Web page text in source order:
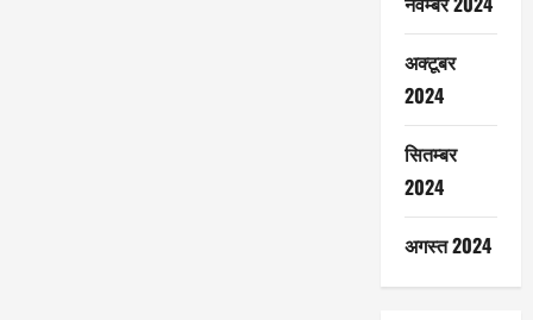
अक्टूबर
2024
सितम्बर
2024
अगस्त 2024